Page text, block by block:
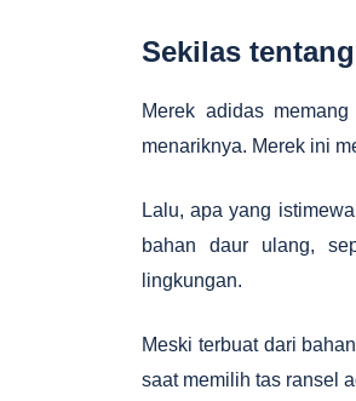
Sekilas
Merek adidas
menariknya. Merek ini
Lalu, apa yang
bahan daur ulang,
lingkungan.
Meski terbuat dari
saat memilih tas ransel